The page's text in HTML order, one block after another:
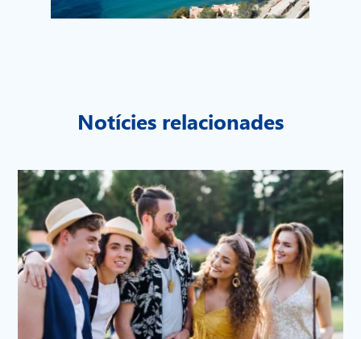
Notícies relacionades